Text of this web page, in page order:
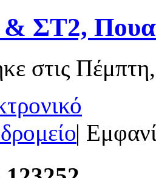
& ΣΤ2,
στις
|